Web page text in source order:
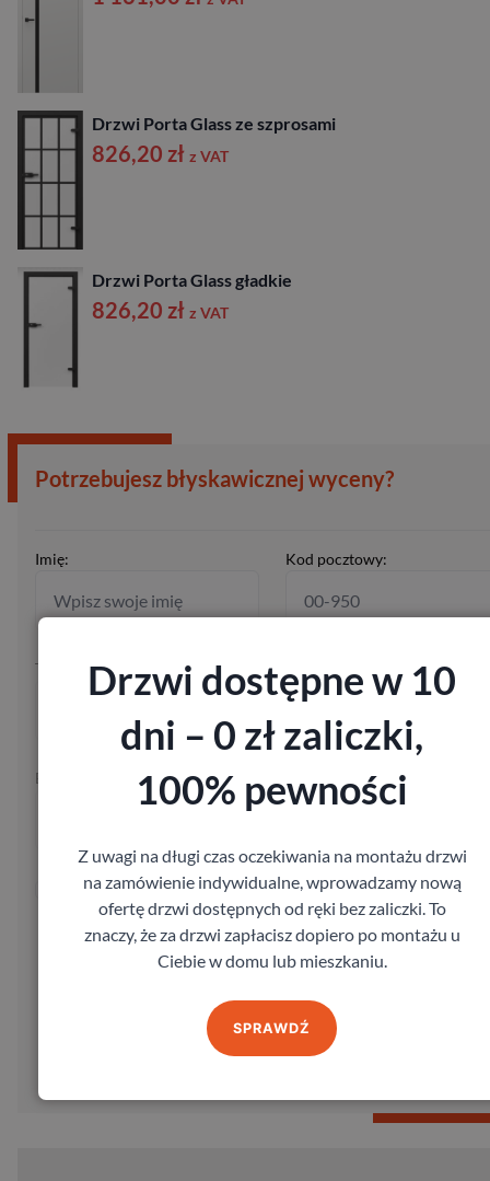
Drzwi Porta Glass ze szprosami
826,20 zł z VAT
Drzwi Porta Glass gładkie
826,20 zł z VAT
Potrzebujesz błyskawicznej wyceny?
Imię: Kod pocztowy:
Telefon:
E-mail:
Wysyłając formularz wyrażasz zgodę na przetwarzanie Twoich
danych osobowych w celu skontaktowania się z Tobą w sprawie
Twojego zamówienia, zgodnie z ustawą z dnia 29.08.97 o
danych osobowych, Dz. U. Nr 133, poz. 883.
Poproś o wycenę
Drzwi dostępne w 10
dni – 0 zł zaliczki,
100% pewności
Z uwagi na długi czas oczekiwania na montażu drzwi
na zamówienie indywidualne, wprowadzamy nową
ofertę drzwi dostępnych od ręki bez zaliczki. To
znaczy, że za drzwi zapłacisz dopiero po montażu u
Ciebie w domu lub mieszkaniu.
SPRAWDŹ